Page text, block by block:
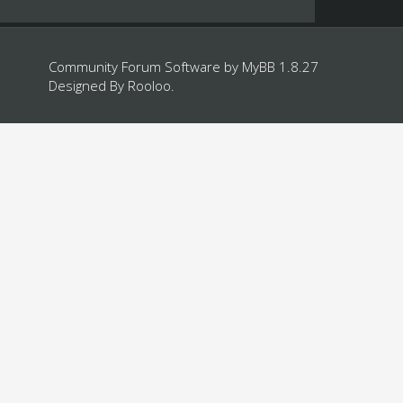
Community Forum Software by MyBB 1.8.27
Designed By Rooloo.